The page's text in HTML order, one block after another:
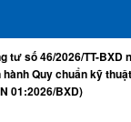
tư số 46/2026/TT-BXD
Quy chuẩn kỹ
01:2026/BXD)